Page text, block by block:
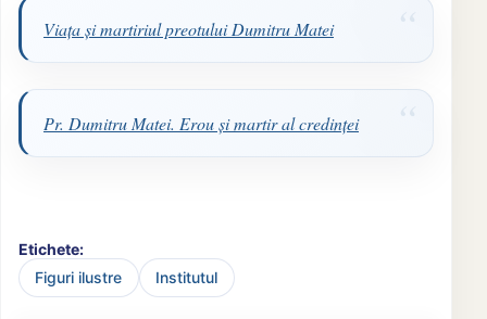
Viaţa şi martiriul preotului Dumitru Matei
Pr. Dumitru Matei. Erou şi martir al credinţei
Etichete:
Figuri ilustre
Institutul